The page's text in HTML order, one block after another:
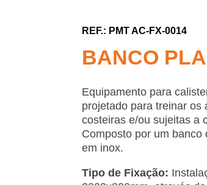
PMT AC-FX-0014
BANCO
Equipamento para
projetado para treinar os
costeiras e/ou sujeitas a
Composto por um
em inox.
Tipo de Fixação: